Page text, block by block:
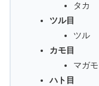
タカ
ツル目
ツル
カモ目
マガ
ハト目